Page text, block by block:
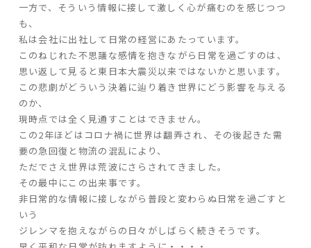
一方で、そういう情報に接して激しく心が痛むのを感じつつ
も、
私は会社に出社して日常の経営にあたっています。
このねじれた不思議な感情を抱きながら日常を過ごすのは、
思い返して見ると東日本大震災以来ではないかと思います。
この悲劇がどういう決着に辿り着き世界にどう影響を与える
のか、
現時点では全く見通すことはできません。
この2年ほどはコロナ禍に世界は翻弄され、その後起きた需
要の急回復と物流の混乱により、
ただでさえ世界は荒波にさらされてきました。
その最中にこの出来事です。
非日常的な情報に接しながら普段と変わらぬ日常を過ごすと
いう
ジレンマを抱えながらの日々がしばらく続きそうです。